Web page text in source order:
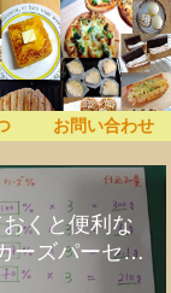
お問い合わせ
くと便利な
ーズパーセン
」の話